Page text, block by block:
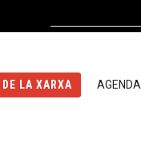
LA XARXA AGENDA